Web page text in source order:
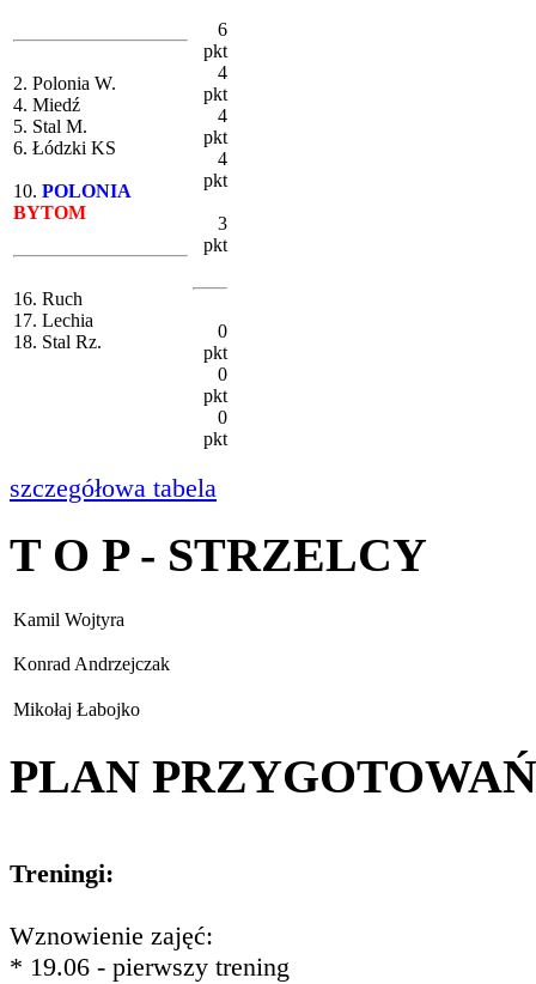
2. Polonia W.
4. Miedź
5. Stal M.
6. Łódzki KS
10. POLONIA
BYTOM
16. Ruch
17. Lechia
18. Stal Rz.
6
pkt
4
pkt
4
pkt
4
pkt
3
pkt
0
pkt
0
pkt
0
pkt
szczegółowa tabela
T O P - STRZELCY
Kamil Wojtyra
Konrad Andrzejczak
Mikołaj Łabojko
PLAN PRZYGOTOWAŃ
Treningi:
Wznowienie zajęć:
* 19.06 - pierwszy trening